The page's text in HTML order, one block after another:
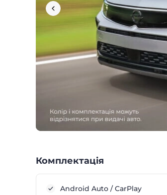
Комплектація
Android Auto / CarPlay